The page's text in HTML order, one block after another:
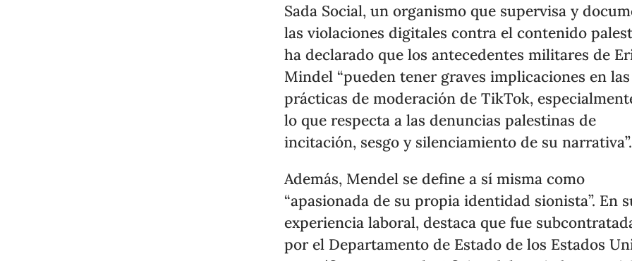
Sada Social, un organismo que supervisa y
las violaciones digitales contra el contenido
ha declarado que los antecedentes militares de
Mindel “pueden tener graves implicaciones en las
prácticas de moderación de TikTok,
lo que respecta a las denuncias palestinas de
incitación, sesgo y silenciamiento de su narrativa”.
Además, Mendel se define a sí misma como
“apasionada de su propia identidad sionista”. En
experiencia laboral, destaca que fue
por el Departamento de Estado de los Estados